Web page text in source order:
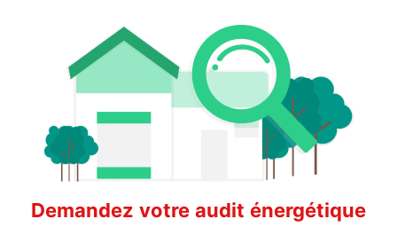
Demandez votre audit énergétique